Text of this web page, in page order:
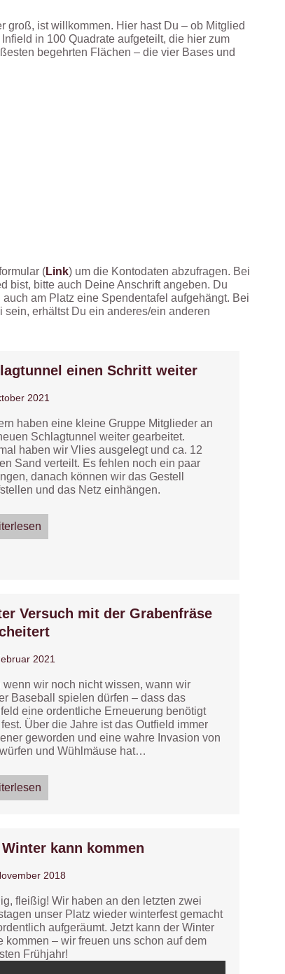
groß, ist willkommen. Hier hast Du – ob Mitglied
in 100 Quadrate aufgeteilt, die hier zum
begehrten Flächen – die vier Bases und
(Link) um die Kontodaten abzufragen. Bei
bist, bitte auch Deine Anschrift angeben. Du
am Platz eine Spendentafel aufgehängt. Bei
sein, erhältst Du ein anderes/ein anderen
einen Schritt weiter
2021
haben eine kleine Gruppe Mitglieder an
Schlagtunnel weiter gearbeitet.
haben wir Vlies ausgelegt und ca. 12
Sand verteilt. Es fehlen noch ein paar
danach können wir das Gestell
und das Netz einhängen.
Versuch mit der Grabenfräse
2021
wenn wir noch nicht wissen, wann wir
Baseball spielen dürfen – dass das
eine ordentliche Erneuerung benötigt
Über die Jahre ist das Outfield immer
geworden und eine wahre Invasion von
und Wühlmäuse hat…
Winter kann kommen
2018
fleißig! Wir haben an den letzten zwei
unser Platz wieder winterfest gemacht
aufgeräumt. Jetzt kann der Winter
kommen – wir freuen uns schon auf dem
Frühjahr!